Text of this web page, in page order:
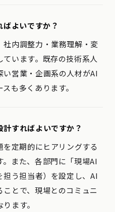
よいですか？
内調整力・業務理解・変
います。既存の技術系人
営業・企画系の人材がAI
も多くあります。
すればよいですか？
定期的にヒアリングする
また、各部門に「現場AI
う担当者）を設定し、AI
とで、現場とのコミュニ
ます。